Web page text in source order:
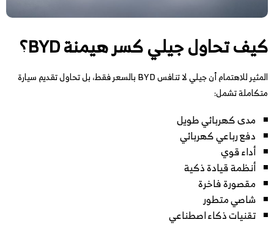
كيف تحاول جيلي كسر هيمنة BYD؟
المثير للاهتمام أن جيلي لا تنافس BYD بالسعر فقط، بل تحاول تقديم سيارة
متكاملة تشمل:
مدى كهربائي طويل
دفع رباعي كهربائي
أداء قوي
أنظمة قيادة ذكية
مقصورة فاخرة
شاصي متطور
تقنيات ذكاء اصطناعي